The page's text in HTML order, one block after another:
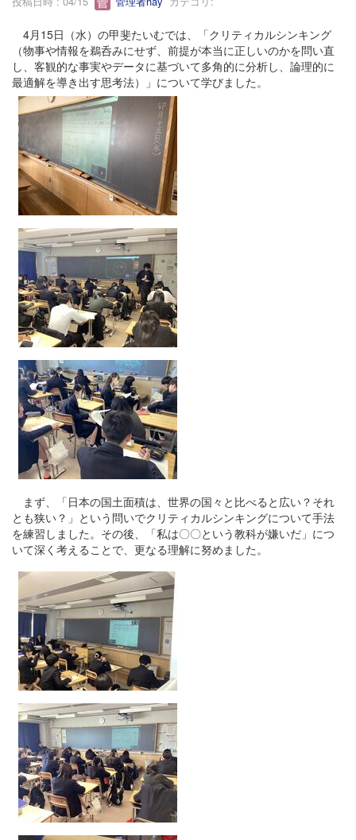
4月15日（水）の甲斐たいむでは、「クリティカルシンキング
（物事や情報を鵜呑みにせず、前提が本当に正しいのかを問い直
し、客観的な事実やデータに基づいて多角的に分析し、論理的に
最適解を導き出す思考法）」について学びました。
まず、「日本の国土面積は、世界の国々と比べると広い？それ
とも狭い？」という問いでクリティカルシンキングについて手法
を練習しました。その後、「私は〇〇という教科が嫌いだ」につ
いて深く考えることで、更なる理解に努めました。